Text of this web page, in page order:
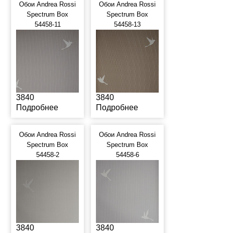
Обои Andrea Rossi
Spectrum Box
54458-11
3840
Подробнее
Обои Andrea Rossi
Spectrum Box
54458-13
3840
Подробнее
Обои Andrea Rossi
Spectrum Box
54458-2
3840
Обои Andrea Rossi
Spectrum Box
54458-6
3840